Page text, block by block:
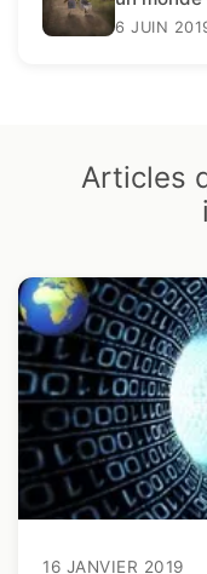
6 JUIN
Articles
16 JANVIER 2019